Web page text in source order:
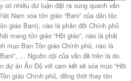
có nhiều dư luận đặt ra xung quanh vấn
Nam xóa tôn giáo “Bani” của dân tộc
giáo Bani), nào là phản đối Chính phủ
mang tôn giáo “Hồi giáo”, nào là phải
mục Ban Tôn giáo Chính phủ, nào là
… Nguồn cội của vấn đề trên là do
dự án Ấn Độ với cam kết sẽ xóa mục “Hồi
giáo Chính phủ, đồng thời thay tôn